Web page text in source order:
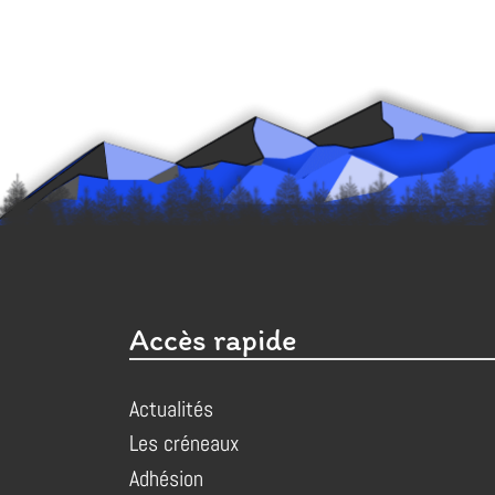
Accès rapide
Actualités
Les créneaux
Adhésion